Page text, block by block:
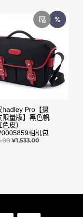
hadley Pro【摄
限量版】黑色帆
皮）
相机包
¥1,533.00